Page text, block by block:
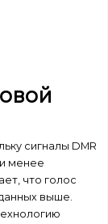
сигналы DMR
менее
что голос
выше.